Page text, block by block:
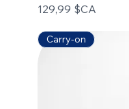
Prix
129,99 $CA
Carry-on